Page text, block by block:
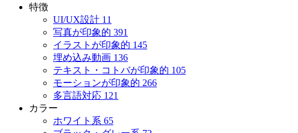
特徴
UI/UX設計 11
写真が印象的 391
イラストが印象的 145
埋め込み動画 136
テキスト・コトバが印象的 105
モーションが印象的 266
多言語対応 121
カラー
ホワイト系 65